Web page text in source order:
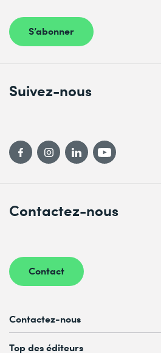
S’abonner
Contactez-nous
Contact
Suivez-nous
Contactez-nous
Conseil personnalisé au
Top des éditeurs